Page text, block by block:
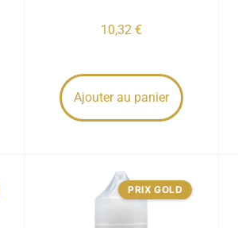
10,32 €
Ajouter au panier
PRIX GOLD